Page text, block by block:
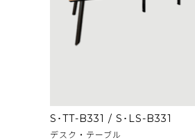
S･TT-B331 / S･LS-B331
デスク・テーブル